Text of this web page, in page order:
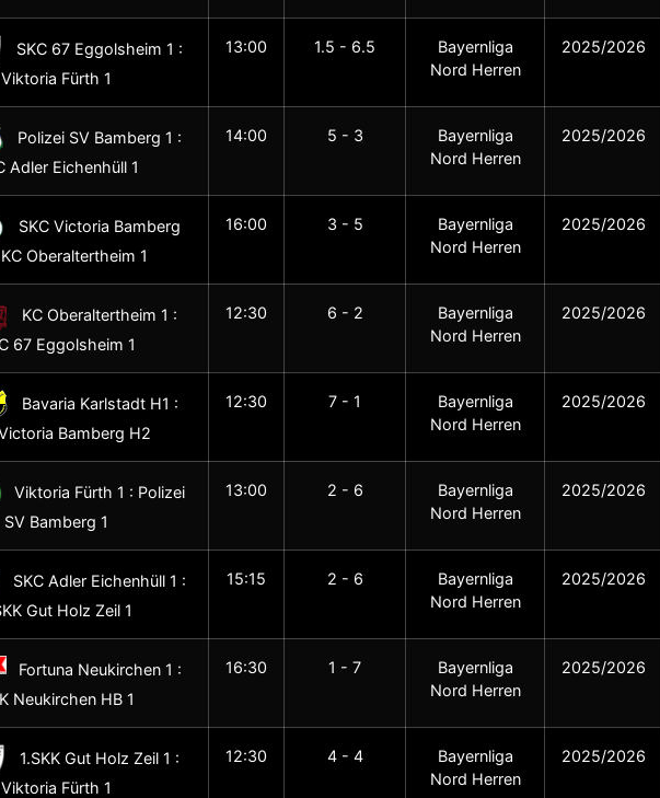
SKC 67 Eggolsheim 1 :
Viktoria Fürth 1
13:00 1.5 - 6.5
Bayernliga
Nord Herren
2025/2026
Polizei SV Bamberg 1 :
Adler Eichenhüll 1
14:00 5 - 3
Bayernliga
Nord Herren
2025/2026
SKC Victoria Bamberg
Oberaltertheim 1
16:00 3 - 5
Bayernliga
Nord Herren
2025/2026
KC Oberaltertheim 1 :
67 Eggolsheim 1
12:30 6 - 2
Bayernliga
Nord Herren
2025/2026
Bavaria Karlstadt H1 :
Bamberg H2
12:30 7 - 1
Bayernliga
Nord Herren
2025/2026
Viktoria Fürth 1 : Polizei
SV Bamberg 1
13:00 2 - 6
Bayernliga
Nord Herren
2025/2026
SKC Adler Eichenhüll 1 :
Gut Holz Zeil 1
15:15 2 - 6
Bayernliga
Nord Herren
2025/2026
Fortuna Neukirchen 1 :
Neukirchen HB 1
16:30 1 - 7
Bayernliga
Nord Herren
2025/2026
1.SKK Gut Holz Zeil 1 :
Viktoria Fürth 1
12:30 4 - 4
Bayernliga
Nord Herren
2025/2026